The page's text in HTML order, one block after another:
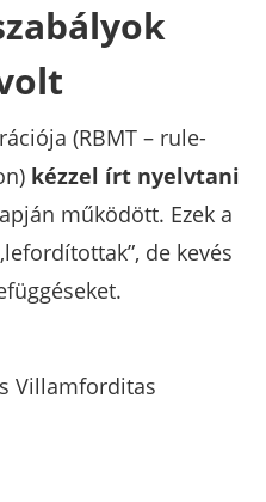
(RBMT – rule-
kézzel írt nyelvtani
működött. Ezek a
de kevés